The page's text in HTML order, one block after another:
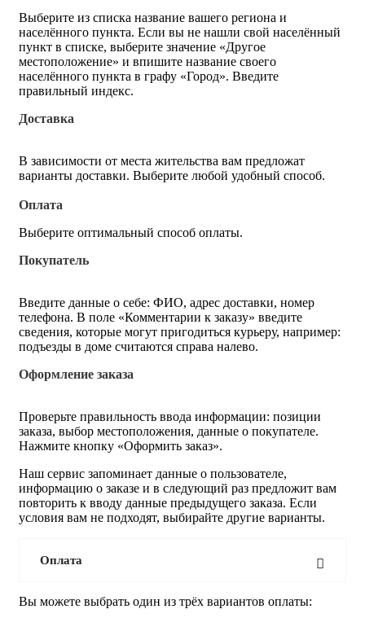
Выберите из списка название вашего региона и
населённого пункта. Если вы не нашли свой населённый
пункт в списке, выберите значение «Другое
местоположение» и впишите название своего
населённого пункта в графу «Город». Введите
правильный индекс.
Доставка
В зависимости от места жительства вам предложат
варианты доставки. Выберите любой удобный способ.
Оплата
Выберите оптимальный способ оплаты.
Покупатель
Введите данные о себе: ФИО, адрес доставки, номер
телефона. В поле «Комментарии к заказу» введите
сведения, которые могут пригодиться курьеру, например:
подъезды в доме считаются справа налево.
Оформление заказа
Проверьте правильность ввода информации: позиции
заказа, выбор местоположения, данные о покупателе.
Нажмите кнопку «Оформить заказ».
Наш сервис запоминает данные о пользователе,
информацию о заказе и в следующий раз предложит вам
повторить к вводу данные предыдущего заказа. Если
условия вам не подходят, выбирайте другие варианты.
Оплата
Вы можете выбрать один из трёх вариантов оплаты: